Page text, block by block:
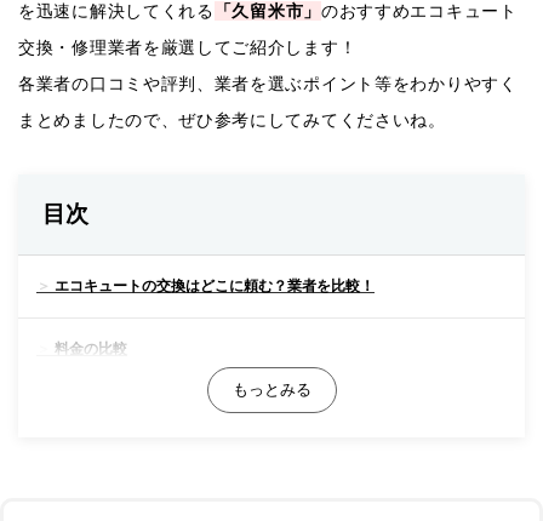
を迅速に解決してくれる
「久留米市」 のおすすめエコキュート
交換・修理業者を厳選してご紹介します！
各業者の口コミや評判、業者を選ぶポイント等をわかりやすく
まとめましたので、ぜひ参考にしてみてくださいね。
目次
エコキュートの交換はどこに頼む？業者を比較！
料金の比較